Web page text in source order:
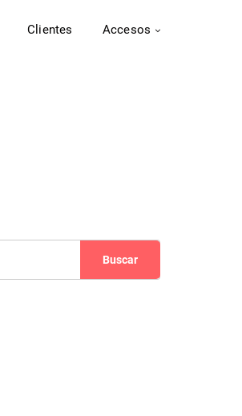
Clientes Accesos